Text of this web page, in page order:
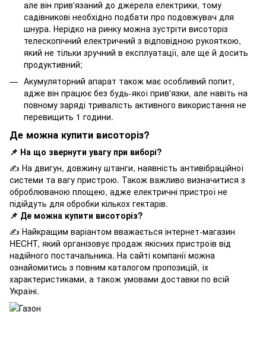
але він прив'язаний до джерела електрики, тому
садівникові необхідно подбати про подовжувач для
шнура. Нерідко на ринку можна зустріти висоторіз
телескопічний електричний з відповідною рукояткою,
який не тільки зручний в експлуатації, але ще й досить
продуктивний;
Акумуляторний апарат також має особливий попит,
адже він працює без будь-якої прив'язки, але навіть на
повному заряді тривалість активного використання не
перевищить 1 години.
Де можна купити висоторіз?
📌 На що звернути увагу при виборі?
✍ На двигун, довжину штанги, наявність антивібраційної
системи та вагу пристрою. Також важливо визначитися з
оброблюваною площею, адже електричні пристрої не
підійдуть для обробки кількох гектарів.
📌 Де можна купити висоторіз?
✍ Найкращим варіантом вважається інтернет-магазин
HECHT, який організовує продаж якісних пристроїв від
надійного постачальника. На сайті компанії можна
ознайомитись з повним каталогом пропозицій, їх
характеристиками, а також умовами доставки по всій
Україні.